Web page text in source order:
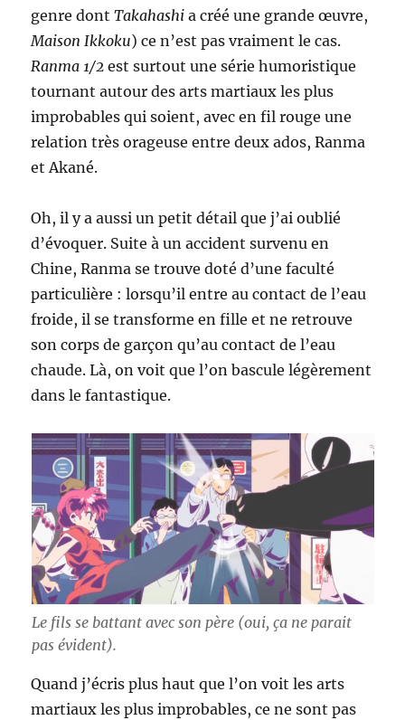
genre dontTakahashi a créé une grande œuvre,
Maison Ikkoku) ce n’est pas vraiment le cas.
Ranma 1/2 est surtout une série humoristique
tournant autour des arts martiaux les plus
improbables qui soient, avec en fil rouge une
relation très orageuse entre deux ados, Ranma
et Akané.
Oh, il y a aussi un petit détail que j’ai oublié
d’évoquer. Suite à un accident survenu en
Chine, Ranma se trouve doté d’une faculté
particulière : lorsqu’il entre au contact de l’eau
froide, il se transforme en fille et ne retrouve
son corps de garçon qu’au contact de l’eau
chaude. Là, on voit que l’on bascule légèrement
dans le fantastique.
Le fils se battant avec son père (oui, ça ne parait
pas évident).
Quand j’écris plus haut que l’on voit les arts
martiaux les plus improbables, ce ne sont pas